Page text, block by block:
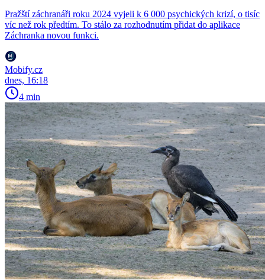
Pražští záchranáři roku 2024 vyjeli k 6 000 psychických krizí, o tisíc
víc než rok předtím. To stálo za rozhodnutím přidat do aplikace
Záchranka novou funkci.
Mobify.cz
dnes, 16:18
4 min